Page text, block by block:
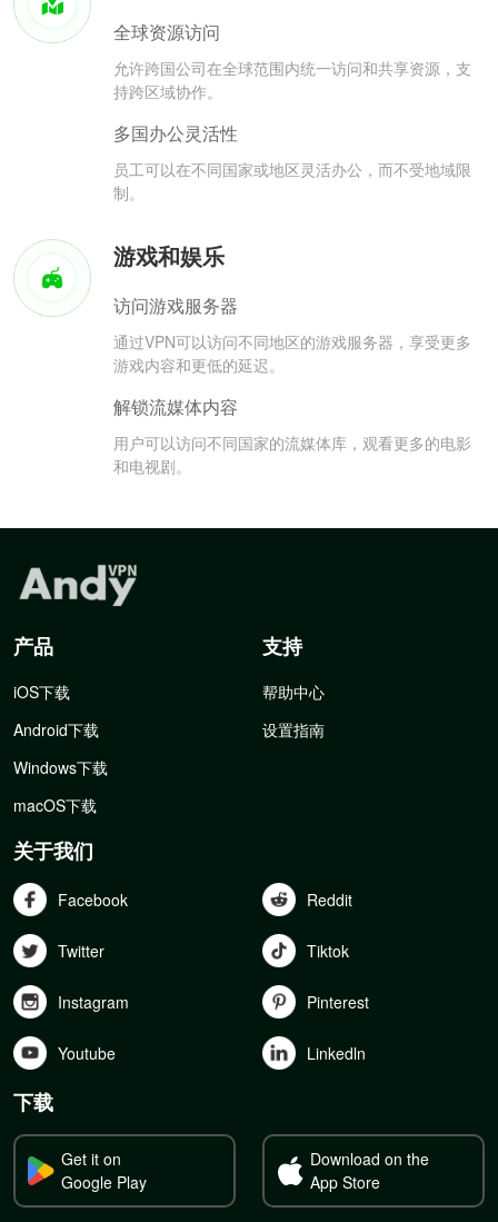
全球资源访问
允许跨国公司在全球范围内统一访问和共享资源，支
持跨区域协作。
多国办公灵活性
员工可以在不同国家或地区灵活办公，而不受地域限
制。
游戏和娱乐
访问游戏服务器
通过VPN可以访问不同地区的游戏服务器，享受更多
游戏内容和更低的延迟。
解锁流媒体内容
用户可以访问不同国家的流媒体库，观看更多的电影
和电视剧。
产品
iOS下载
Android下载
Windows下载
macOS下载
支持
帮助中心
设置指南
关于我们
Facebook Reddit
Twitter Tiktok
Instagram Pinterest
Youtube Linkedln
下载
Get it on
Google Play
Download on the
App Store